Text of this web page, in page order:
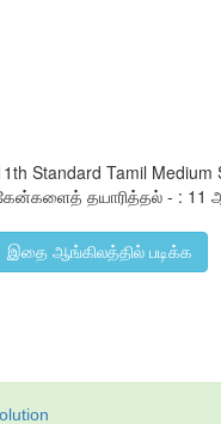
Standard Tamil
தயாரித்தல் - : 11
இதை ஆங்கிலத்தில் படிக்க